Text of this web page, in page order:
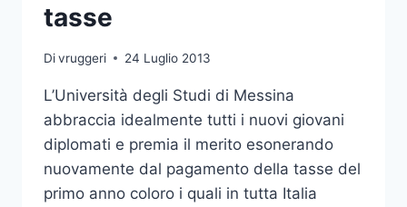
tasse
Divruggeri 24 Luglio 2013
L’Università degli Studi di Messina
abbraccia idealmente tutti i nuovi giovani
diplomati e premia il merito esonerando
nuovamente dal pagamento della tasse del
primo anno coloro i quali in tutta Italia